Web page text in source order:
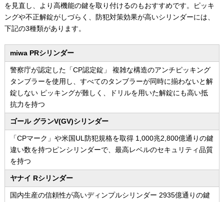
を見直し、より高機能の鍵を取り付けるのもおすすめです。ピッキ
ングや不正解錠がしづらく、防犯対策効果が高いシリンダーには、
下記の3種類があります。
miwa PRシリンダー
警察庁が認定した「CP認定錠」 複雑な構造のアンチピッキング
タンブラーを使用し、すべてのタンブラーが同時に揃わないと解
錠しない ピッキングが難しく、ドリルを用いた解錠にも高い抵
抗力を持つ
ゴール グランV(GV)シリンダー
「CPマーク」や米国UL防犯規格を取得 1,000兆2,800億通りの鍵
違い数を持つピンシリンダーで、最高レベルのセキュリティ品質
を持つ
ヤナイ Rシリンダー
国内生産の信頼性が高いディンプルシリンダー 2935億通りの鍵